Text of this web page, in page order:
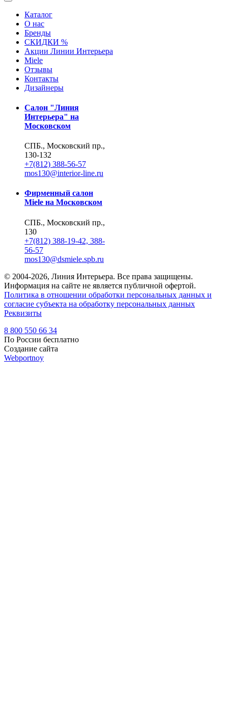
Каталог
О нас
Бренды
СКИДКИ %
Акции Линии Интерьера
Miele
Отзывы
Контакты
Дизайнеры
Салон "Линия
Интерьера" на
Московском
СПБ., Московский пр.,
130-132
+7(812) 388-56-57
mos130@interior-line.ru
Фирменный салон
Miele на Московском
СПБ., Московский пр.,
130
+7(812) 388-19-42, 388-
56-57
mos130@dsmiele.spb.ru
© 2004-2026, Линия Интерьера. Все права защищены.
Информация на сайте не является публичной офертой.
Политика в отношении обработки персональных данных и
согласие субъекта на обработку персональных данных
Реквизиты
8 800 550 66 34
По России бесплатно
Создание сайта
Webportnoy